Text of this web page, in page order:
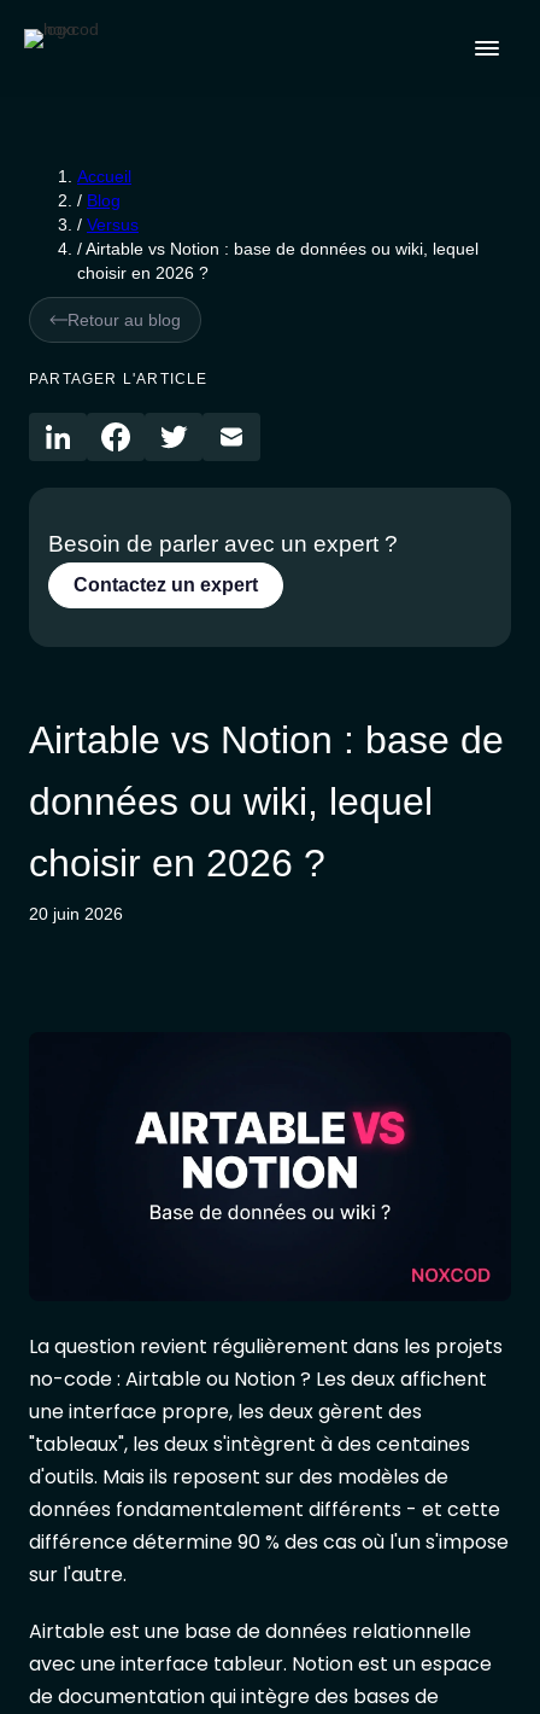
Accueil
/ Blog
/ Versus
/Airtable vs Notion : base de données ou wiki, lequel
choisir en 2026 ?
Retour au blog
PARTAGER L'ARTICLE
Besoin de parler avec un expert ?
Contactez un expert
Airtable vs Notion : base de
données ou wiki, lequel
choisir en 2026 ?
20 juin 2026
La question revient régulièrement dans les projets
no-code : Airtable ou Notion ? Les deux affichent
une interface propre, les deux gèrent des
"tableaux", les deux s'intègrent à des centaines
d'outils. Mais ils reposent sur des modèles de
données fondamentalement différents - et cette
différence détermine 90 % des cas où l'un s'impose
sur l'autre.
Airtable est une base de données relationnelle
avec une interface tableur. Notion est un espace
de documentation qui intègre des bases de